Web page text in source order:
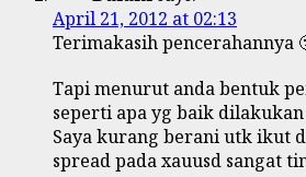
April 21, 2012 at 02:13
Terimakasih pencerahannya
Tapi menurut anda bentuk
seperti apa yg baik
Saya kurang berani utk ikut
spread pada xauusd sangat